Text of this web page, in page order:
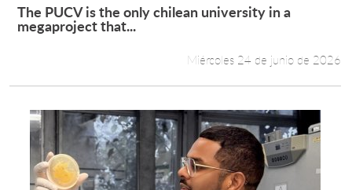
Académicos
Funcionarios
English
Leer más +
The PUCV is the only chilean university in a
megaproject that...
Miércoles 24 de junio de 2026